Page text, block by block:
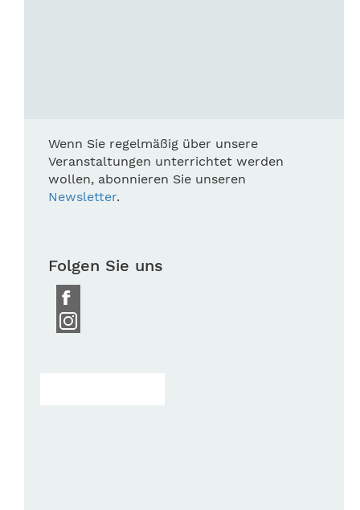
Wenn Sie regelmäßig über unsere
Veranstaltungen unterrichtet werden
wollen, abonnieren Sie unseren
Newsletter.
Folgen Sie uns